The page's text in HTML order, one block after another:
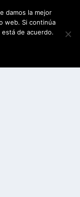
damos la mejor
web. Si continúa
de acuerdo.